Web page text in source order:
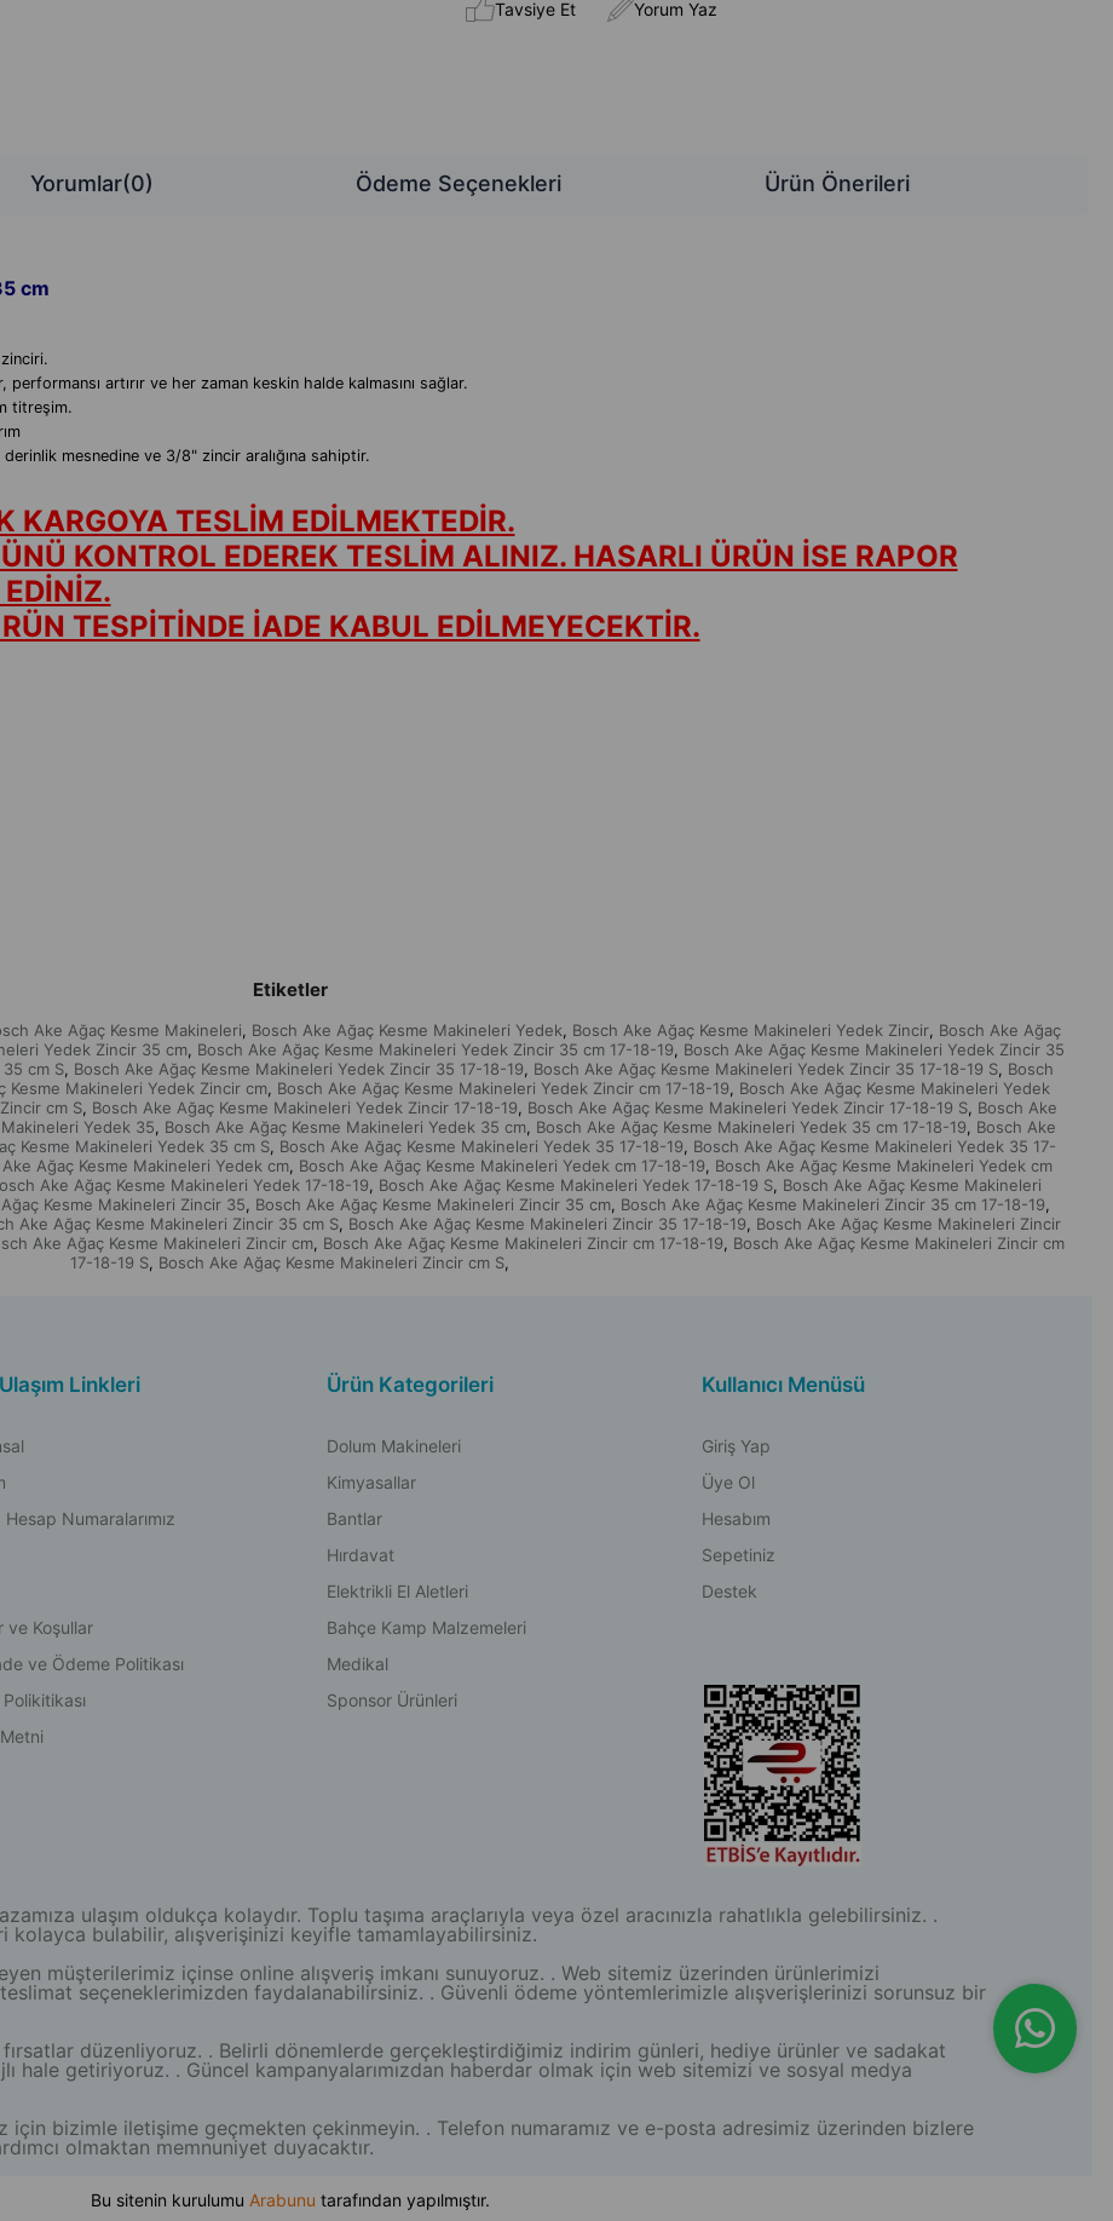
Tavsiye Et Yorum Yaz
Yorumlar(0) Ödeme Seçenekleri Ürün Önerileri
cm
artırır ve her zaman keskin halde kalmasını sağlar.
titreşim.
mesnedine ve 3/8" zincir aralığına sahiptir.
KARGOYA TESLİM EDİLMEKTEDİR.
KONTROL EDEREK TESLİM ALINIZ. HASARLI ÜRÜN İSE RAPOR
TESPİTİNDE İADE KABUL EDİLMEYECEKTİR.
Etiketler
Ake Ağaç Kesme Makineleri, Bosch Ake Ağaç Kesme Makineleri Yedek, Bosch Ake Ağaç Kesme Makineleri Yedek Zincir, Bosch Ake Ağaç
Yedek Zincir 35 cm, Bosch Ake Ağaç Kesme Makineleri Yedek Zincir 35 cm 17-18-19, Bosch Ake Ağaç Kesme Makineleri Yedek Zincir 35
cm S, Bosch Ake Ağaç Kesme Makineleri Yedek Zincir 35 17-18-19, Bosch Ake Ağaç Kesme Makineleri Yedek Zincir 35 17-18-19 S, Bosch
Kesme Makineleri Yedek Zincir cm, Bosch Ake Ağaç Kesme Makineleri Yedek Zincir cm 17-18-19, Bosch Ake Ağaç Kesme Makineleri Yedek
cm S, Bosch Ake Ağaç Kesme Makineleri Yedek Zincir 17-18-19, Bosch Ake Ağaç Kesme Makineleri Yedek Zincir 17-18-19 S, Bosch Ake
Yedek 35, Bosch Ake Ağaç Kesme Makineleri Yedek 35 cm, Bosch Ake Ağaç Kesme Makineleri Yedek 35 cm 17-18-19, Bosch Ake
Kesme Makineleri Yedek 35 cm S, Bosch Ake Ağaç Kesme Makineleri Yedek 35 17-18-19, Bosch Ake Ağaç Kesme Makineleri Yedek 35 17-
Ağaç Kesme Makineleri Yedek cm, Bosch Ake Ağaç Kesme Makineleri Yedek cm 17-18-19, Bosch Ake Ağaç Kesme Makineleri Yedek cm
Ake Ağaç Kesme Makineleri Yedek 17-18-19, Bosch Ake Ağaç Kesme Makineleri Yedek 17-18-19 S, Bosch Ake Ağaç Kesme Makineleri
Kesme Makineleri Zincir 35, Bosch Ake Ağaç Kesme Makineleri Zincir 35 cm, Bosch Ake Ağaç Kesme Makineleri Zincir 35 cm 17-18-19,
Ake Ağaç Kesme Makineleri Zincir 35 cm S, Bosch Ake Ağaç Kesme Makineleri Zincir 35 17-18-19, Bosch Ake Ağaç Kesme Makineleri Zincir
Ake Ağaç Kesme Makineleri Zincir cm, Bosch Ake Ağaç Kesme Makineleri Zincir cm 17-18-19, Bosch Ake Ağaç Kesme Makineleri Zincir cm
17-18-19 S, Bosch Ake Ağaç Kesme Makineleri Zincir cm S,
Ulaşım Linkleri
Hesap Numaralarımız
ve Koşullar
ve Ödeme Politikası
Ürün Kategorileri
Dolum Makineleri
Kimyasallar
Bantlar
Hırdavat
Elektrikli El Aletleri
Bahçe Kamp Malzemeleri
Medikal
Sponsor Ürünleri
Kullanıcı Menüsü
Giriş Yap
Üye Ol
Hesabım
Sepetiniz
Destek
ulaşım oldukça kolaydır. Toplu taşıma araçlarıyla veya özel aracınızla rahatlıkla gelebilirsiniz. .
kolayca bulabilir, alışverişinizi keyifle tamamlayabilirsiniz.
müşterilerimiz içinse online alışveriş imkanı sunuyoruz. . Web sitemiz üzerinden ürünlerimizi
seçeneklerimizden faydalanabilirsiniz. . Güvenli ödeme yöntemlerimizle alışverişlerinizi sorunsuz bir
düzenliyoruz. . Belirli dönemlerde gerçekleştirdiğimiz indirim günleri, hediye ürünler ve sadakat
hale getiriyoruz. . Güncel kampanyalarımızdan haberdar olmak için web sitemizi ve sosyal medya
için bizimle iletişime geçmekten çekinmeyin. . Telefon numaramız ve e-posta adresimiz üzerinden bizlere
olmaktan memnuniyet duyacaktır.
Bu sitenin kurulumu Arabunu tarafından yapılmıştır.